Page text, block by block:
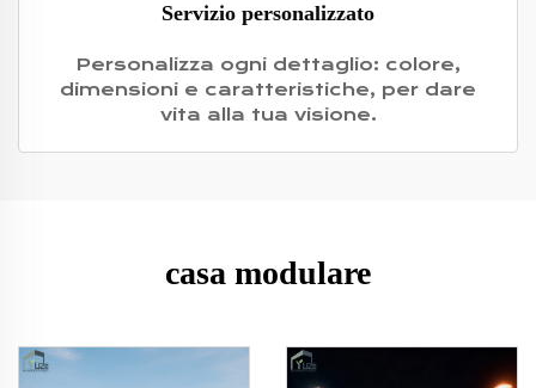
Servizio personalizzato
Personalizza ogni dettaglio: colore,
dimensioni e caratteristiche, per dare
vita alla tua visione.
casa modulare